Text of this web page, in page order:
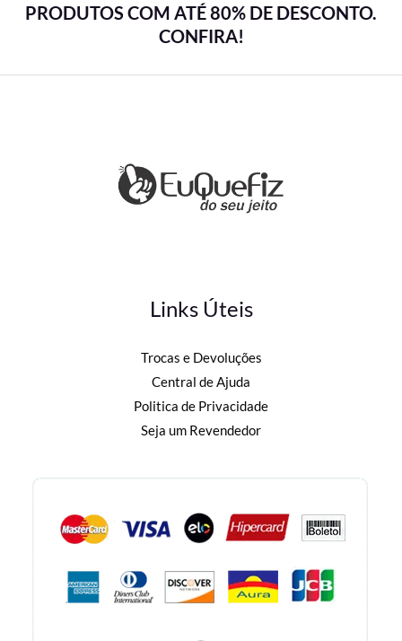
PRODUTOS COM ATÉ 80% DE DESCONTO.
CONFIRA!
Links Úteis
Trocas e Devoluções
Central de Ajuda
Politica de Privacidade
Seja um Revendedor